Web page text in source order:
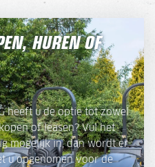
HUREN OF
heeft u de optie tot zowel
of leasen? Vul het
mogelijk in, dan wordt er
u opgenomen voor de